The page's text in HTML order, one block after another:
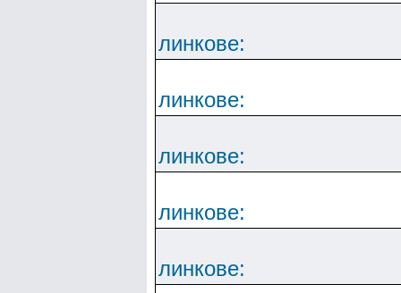
линкове:
линкове:
линкове:
линкове:
линкове: